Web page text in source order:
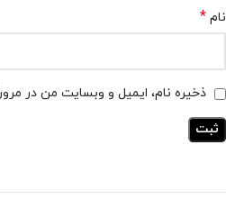
نام *
ذخیره نام، ایمیل و وبسایت من در